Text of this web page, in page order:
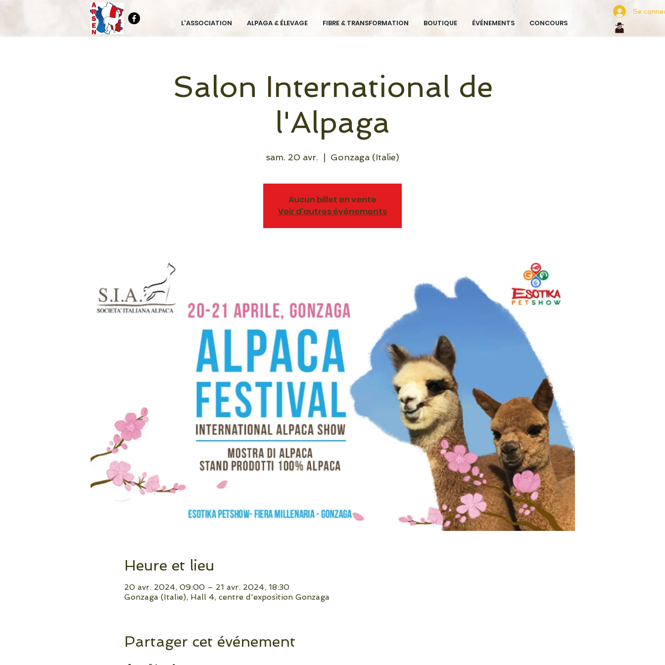
L'ASSOCIATION ALPAGA & ÉLEVAGE FIBRE & TRANSFORMATION BOUTIQUE ÉVÉNEMENTS CONCOURS
Se
Salon International de
l'Alpaga
sam. 20 avr. Gonzaga (Italie)
Aucun billet en vente
Voir d'autres événements
Heure et lieu
20 avr. 2024, 09:00 – 21 avr. 2024, 18:30
Gonzaga (Italie), Hall 4, centre d'exposition Gonzaga
Partager cet événement